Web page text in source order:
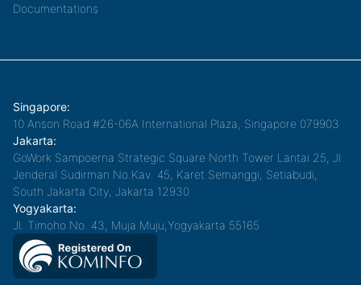
Documentations
Singapore:
10 Anson Road #26-06A International Plaza, Singapore 079903
Jakarta:
GoWork Sampoerna Strategic Square North Tower Lantai 25, Jl.
Jenderal Sudirman No.Kav. 45, Karet Semanggi, Setiabudi,
South Jakarta City, Jakarta 12930
Yogyakarta:
Jl. Timoho No. 43, Muja Muju,Yogyakarta 55165